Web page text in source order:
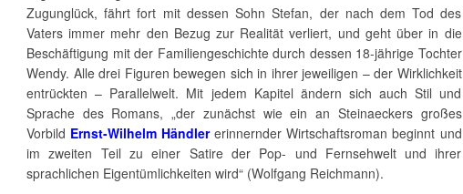
Zugunglück, fährt fort mit dessen Sohn Stefan, der nach dem Tod des
Vaters immer mehr den Bezug zur Realität verliert, und geht über in die
Beschäftigung mit der Familiengeschichte durch dessen 18-jährige Tochter
Wendy. Alle drei Figuren bewegen sich in ihrer jeweiligen – der Wirklichkeit
entrückten – Parallelwelt. Mit jedem Kapitel ändern sich auch Stil und
Sprache des Romans, „der zunächst wie ein an Steinaeckers großes
Vorbild Ernst-Wilhelm Händlererinnernder Wirtschaftsroman beginnt und
im zweiten Teil zu einer Satire der Pop- und Fernsehwelt und ihrer
sprachlichen Eigentümlichkeiten wird“ (Wolfgang Reichmann).